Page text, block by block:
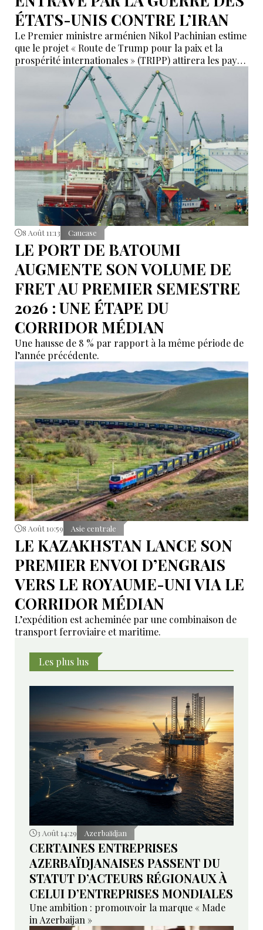
ÉTATS-UNIS CONTRE L’IRAN
Le Premier ministre arménien Nikol Pachinian estime
que le projet « Route de Trump pour la paix et la
prospérité internationales » (TRIPP) attirera les pays
de la région, mais il a également déclaré que
l’instabilité régionale pourrait entraver sa mise en
8 Août 11:13 Caucase
LE PORT DE BATOUMI
AUGMENTE SON VOLUME DE
FRET AU PREMIER SEMESTRE
2026 : UNE ÉTAPE DU
CORRIDOR MÉDIAN
Une hausse de 8 % par rapport à la même période de
l’année précédente.
8 Août 10:59 Asie centrale
LE KAZAKHSTAN LANCE SON
PREMIER ENVOI D’ENGRAIS
VERS LE ROYAUME-UNI VIA LE
CORRIDOR MÉDIAN
L’expédition est acheminée par une combinaison de
transport ferroviaire et maritime.
Les plus lus
3 Août 14:29 Azerbaïdjan
CERTAINES ENTREPRISES
AZERBAÏDJANAISES PASSENT DU
STATUT D’ACTEURS RÉGIONAUX À
CELUI D’ENTREPRISES MONDIALES
Une ambition : promouvoir la marque « Made
in Azerbaijan »